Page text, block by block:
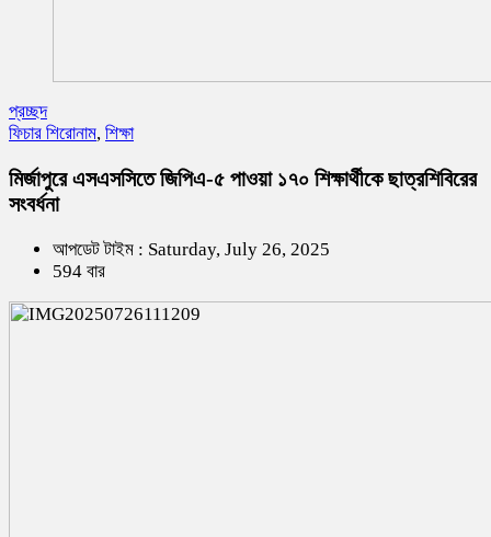
প্রচ্ছদ
ফিচার শিরোনাম, শিক্ষা
মির্জাপুরে এসএসসিতে জিপিএ-৫ পাওয়া ১৭০ শিক্ষার্থীকে ছাত্রশিবিরের
সংবর্ধনা
আপডেট টাইম : Saturday, July 26, 2025
594 বার